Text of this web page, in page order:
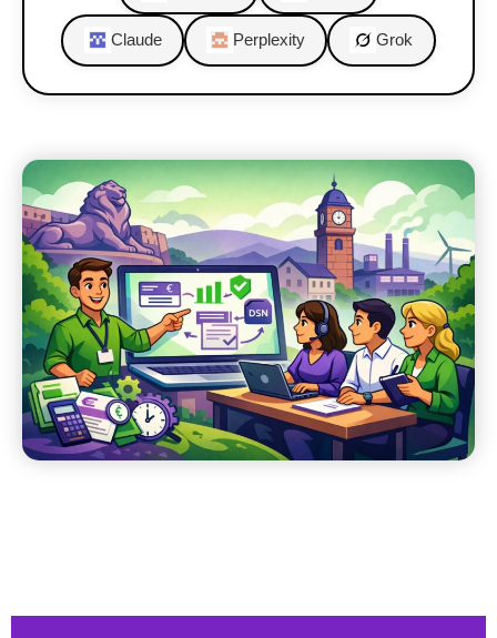
Claude Perplexity Grok